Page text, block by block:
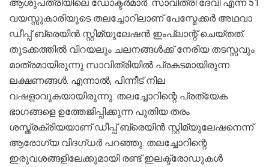
ആശുപത്രിയിലെ ഡോക്ടര്‍മാര്‍. സാവിത്രി ദേവി എന്ന 51
വയസ്സുകാരിയുടെ തലച്ചോറിലാണ് പേസ്മേക്കര്‍ അഥവാ
ഡീപ്പ് ബ്രെയിന്‍ സ്റ്റിമ്യുലേഷന്‍ ഇംപ്ലാന്റ് ചെയ്തത്.
തുടക്കത്തില്‍ വിറയലും ചലനങ്ങള്‍ക്ക് നേരിയ തടസ്സവും
മാത്രമായിരുന്നു സാവിത്രിയില്‍ പ്രകടമായിരുന്ന
ലക്ഷണങ്ങള്‍. എന്നാല്‍, പിന്നീട് നില
വഷളാവുകയായിരുന്നു. തലച്ചോറിന്റെ പ്രത്യേക
ഭാഗങ്ങളെ ഉത്തേജിപ്പിക്കുന്ന പുതിയ തരം
ശസ്ത്രക്രിയയാണ് ഡീപ്പ് ബ്രെയിന്‍ സ്റ്റിമ്യുലേഷനെന്ന്
ആരോഗ്യ വിദഗ്ധർ പറഞ്ഞു. തലച്ചോറിന്റെ
ഇരുവശങ്ങളിലേക്കുമായി രണ്ട് ഇലക്ട്രോഡുകള്‍